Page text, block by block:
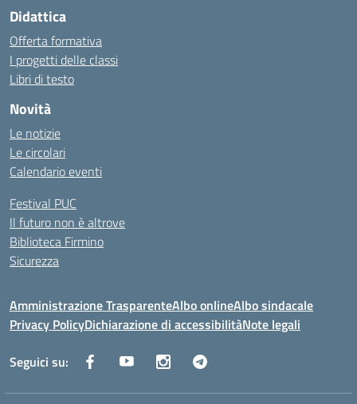
Didattica
Offerta formativa
I progetti delle classi
Libri di testo
Novità
Le notizie
Le circolari
Calendario eventi
Festival PUC
Il futuro non è altrove
Biblioteca Firmino
Sicurezza
Amministrazione TrasparenteAlbo onlineAlbo sindacale
Privacy PolicyDichiarazione di accessibilitàNote legali
Seguici su: